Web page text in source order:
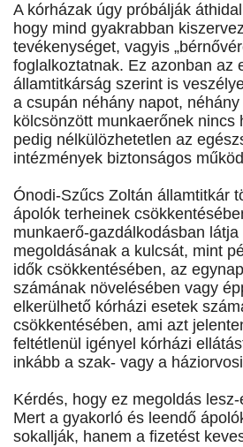
A kórházak úgy próbálják
hogy mind gyakrabban
tevékenységet, vagyis
foglalkoztatnak. Ez azonban az
államtitkárság szerint is
a csupán néhány napot,
kölcsönzött munkaerőnek nincs
pedig nélkülözhetetlen az
intézmények biztonságos
Ónodi-Szűcs Zoltán államtitkár
ápolók terheinek
munkaerő-gazdálkodásban
megoldásának a kulcsát, mint
idők csökkentésében, az
számának növelésében vagy
elkerülhető kórházi esetek
csökkentésében, ami azt
feltétlenül igényel kórházi
inkább a szak- vagy a
Kérdés, hogy ez megoldás
Mert a gyakorló és leendő
sokallják, hanem a fizetést